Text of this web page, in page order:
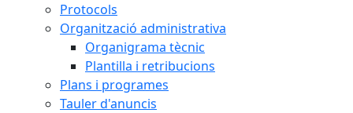
Protocols
Organització administrativa
Organigrama tècnic
Plantilla i retribucions
Plans i programes
Tauler d'anuncis